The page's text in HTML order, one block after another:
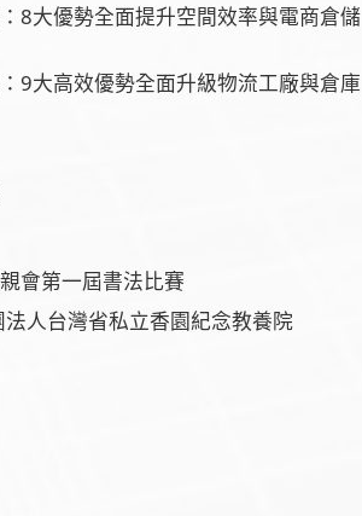
8大優勢全面提升空間效率與電商倉儲
9大高效優勢全面升級物流工廠與倉庫
會第一屆書法比賽
人台灣省私立香園紀念教養院